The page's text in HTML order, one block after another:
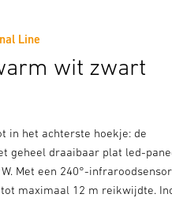
Line
wit zwart
in het achterste hoekje: de
geheel draaibaar plat led-
Met een 240°-
maximaal 12 m reikwijdte.
Toebehoren